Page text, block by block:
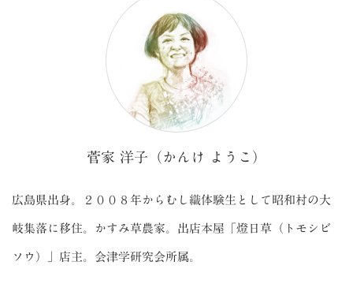
菅家 洋子（かんけ ようこ）
広島県出身。２００８年からむし織体験生として昭和村の大
岐集落に移住。かすみ草農家。出店本屋「燈日草（トモシビ
ソウ）」店主。会津学研究会所属。